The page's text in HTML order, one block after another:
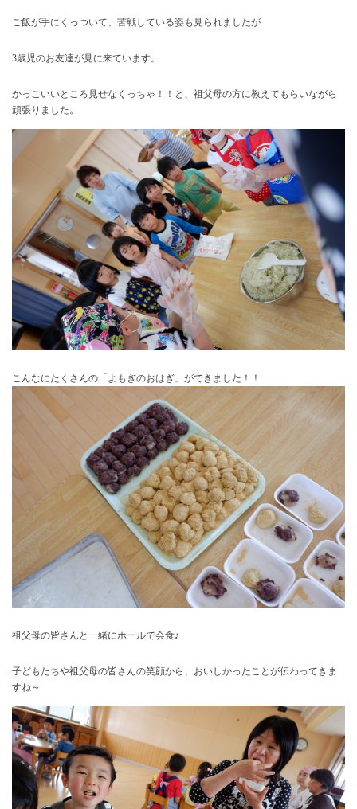
ご飯が手にくっついて、苦戦している姿も見られましたが
3歳児のお友達が見に来ています。
かっこいいところ見せなくっちゃ！！と、祖父母の方に教えてもらいながら
頑張りました。
こんなにたくさんの「よもぎのおはぎ」ができました！！
祖父母の皆さんと一緒にホールで会食♪
子どもたちや祖父母の皆さんの笑顔から、おいしかったことが伝わってきま
すね～